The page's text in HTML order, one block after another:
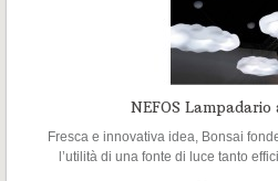
NEFOS
Fresca e innovativa idea, Bonsai
l’utilità di una fonte di luce tanto